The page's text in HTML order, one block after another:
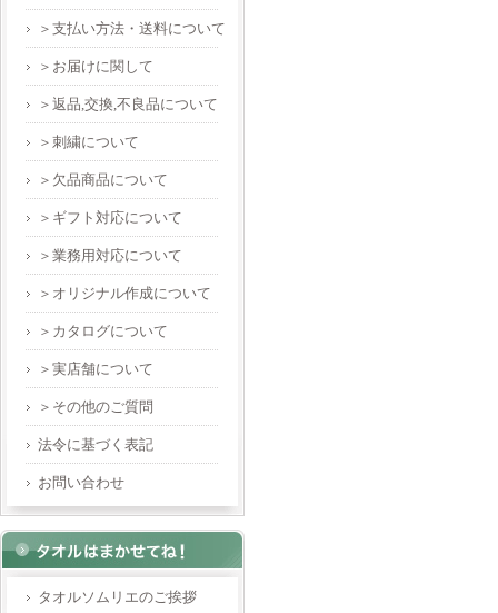
＞支払い方法・送料について
＞お届けに関して
＞返品,交換,不良品について
＞刺繍について
＞欠品商品について
＞ギフト対応について
＞業務用対応について
＞オリジナル作成について
＞カタログについて
＞実店舗について
＞その他のご質問
法令に基づく表記
お問い合わせ
タオルソムリエのご挨拶